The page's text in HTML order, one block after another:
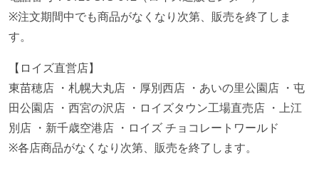
※注文期間中でも商品がなくなり次第、販売を終了しま
す。
【ロイズ直営店】
東苗穂店 ・札幌大丸店 ・厚別西店 ・あいの里公園店 ・屯
田公園店 ・西宮の沢店 ・ロイズタウン工場直売店 ・上江
別店 ・新千歳空港店 ・ロイズ チョコレートワールド
※各店商品がなくなり次第、販売を終了します。